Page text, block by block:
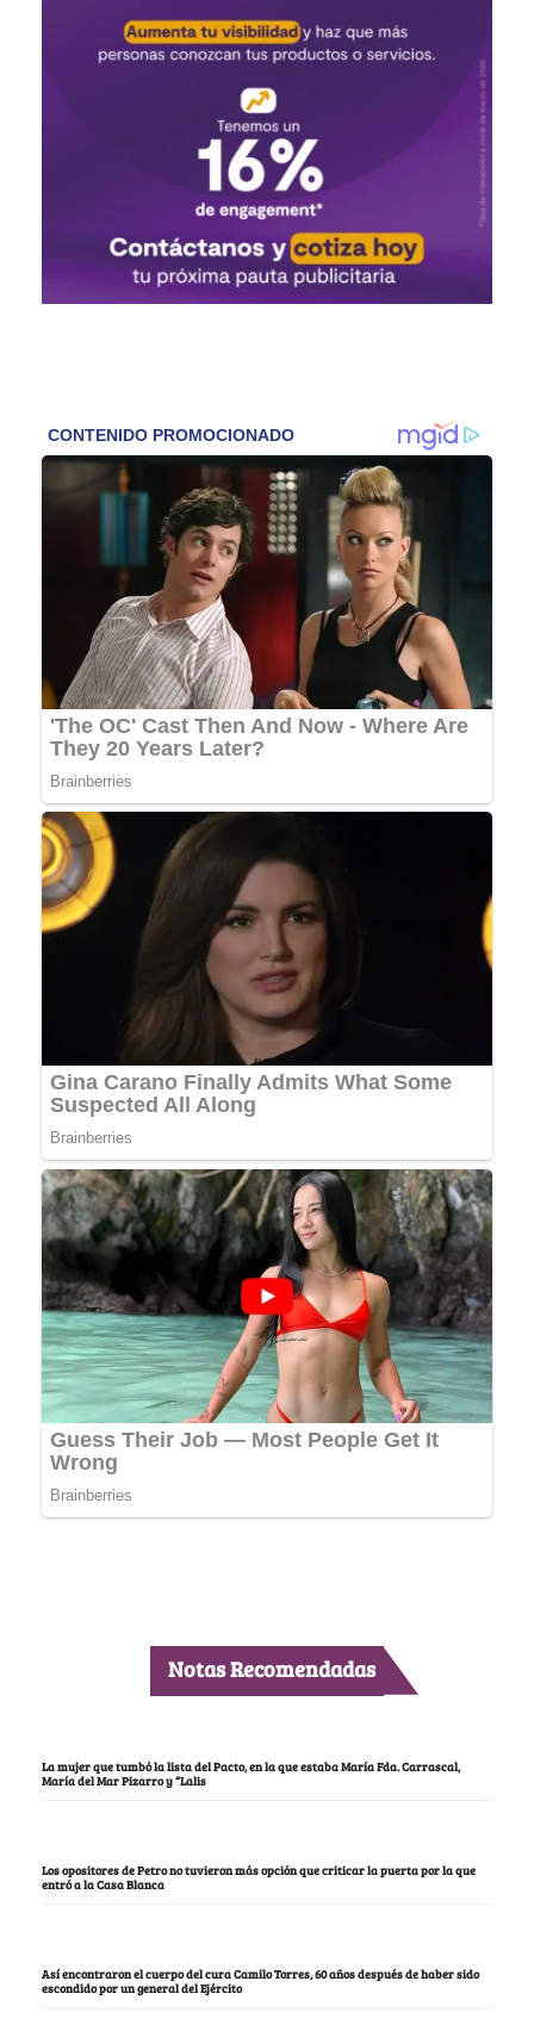
Notas Recomendadas
La mujer que tumbó la lista del Pacto, en la que estaba María Fda. Carrascal,
María del Mar Pizarro y “Lalis
Los opositores de Petro no tuvieron más opción que criticar la puerta por la que
entró a la Casa Blanca
Así encontraron el cuerpo del cura Camilo Torres, 60 años después de haber sido
escondido por un general del Ejército